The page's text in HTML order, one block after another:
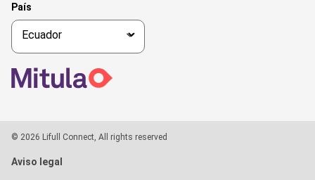
País
© 2026 Lifull Connect, All rights reserved
Aviso legal